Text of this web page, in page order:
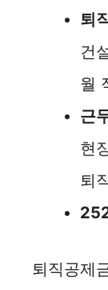
퇴
건
월
근
현
퇴
퇴직공제